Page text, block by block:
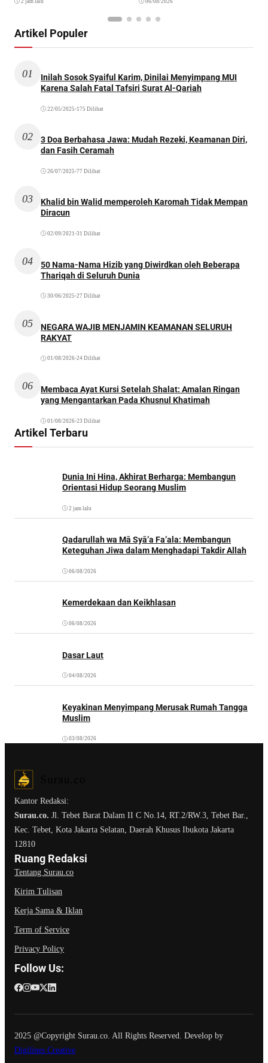
Artikel Populer
01
Inilah Sosok Syaiful Karim, Dinilai Menyimpang MUI
Karena Salah Fatal Tafsiri Surat Al-Qariah
22/05/2025 •175 Dilihat
02
3 Doa Berbahasa Jawa: Mudah Rezeki, Keamanan Diri,
dan Fasih Ceramah
26/07/2025 •77 Dilihat
03
Khalid bin Walid memperoleh Karomah Tidak Mempan
Diracun
02/09/2021 •31 Dilihat
04
50 Nama-Nama Hizib yang Diwirdkan oleh Beberapa
Thariqah di Seluruh Dunia
30/06/2025 •27 Dilihat
05
NEGARA WAJIB MENJAMIN KEAMANAN SELURUH
RAKYAT
01/08/2026•24 Dilihat
06
Membaca Ayat Kursi Setelah Shalat: Amalan Ringan
yang Mengantarkan Pada Khusnul Khatimah
01/08/2026•23 Dilihat
Artikel Terbaru
Dunia Ini Hina, Akhirat Berharga: Membangun
Orientasi Hidup Seorang Muslim
2 jam lalu
Qadarullah wa Mā Syā’a Fa’ala: Membangun
Keteguhan Jiwa dalam Menghadapi Takdir Allah
06/08/2026
Kemerdekaan dan Keikhlasan
06/08/2026
Dasar Laut
04/08/2026
Keyakinan Menyimpang Merusak Rumah Tangga
Muslim
03/08/2026
Kantor Redaksi:
Surau.co. Jl. Tebet Barat Dalam II C No.14, RT.2/RW.3, Tebet Bar.,
Kec. Tebet, Kota Jakarta Selatan, Daerah Khusus Ibukota Jakarta
12810
Ruang Redaksi
Tentang Surau.co
Kirim Tulisan
Kerja Sama & Iklan
Term of Service
Privacy Policy
Follow Us:
2025 @Copyright Surau.co. All Rights Reserved. Develop by
Digilines Creative